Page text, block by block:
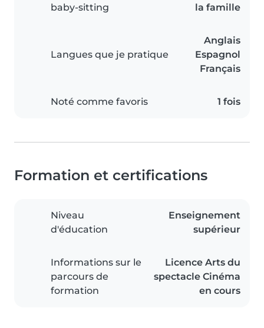
baby-sitting
la famille
Langues que je pratique
Anglais
Espagnol
Français
Noté comme favoris 1 fois
Formation et certifications
Niveau
d'éducation
Enseignement
supérieur
Informations sur le
parcours de
formation
Licence Arts du
spectacle Cinéma
en cours